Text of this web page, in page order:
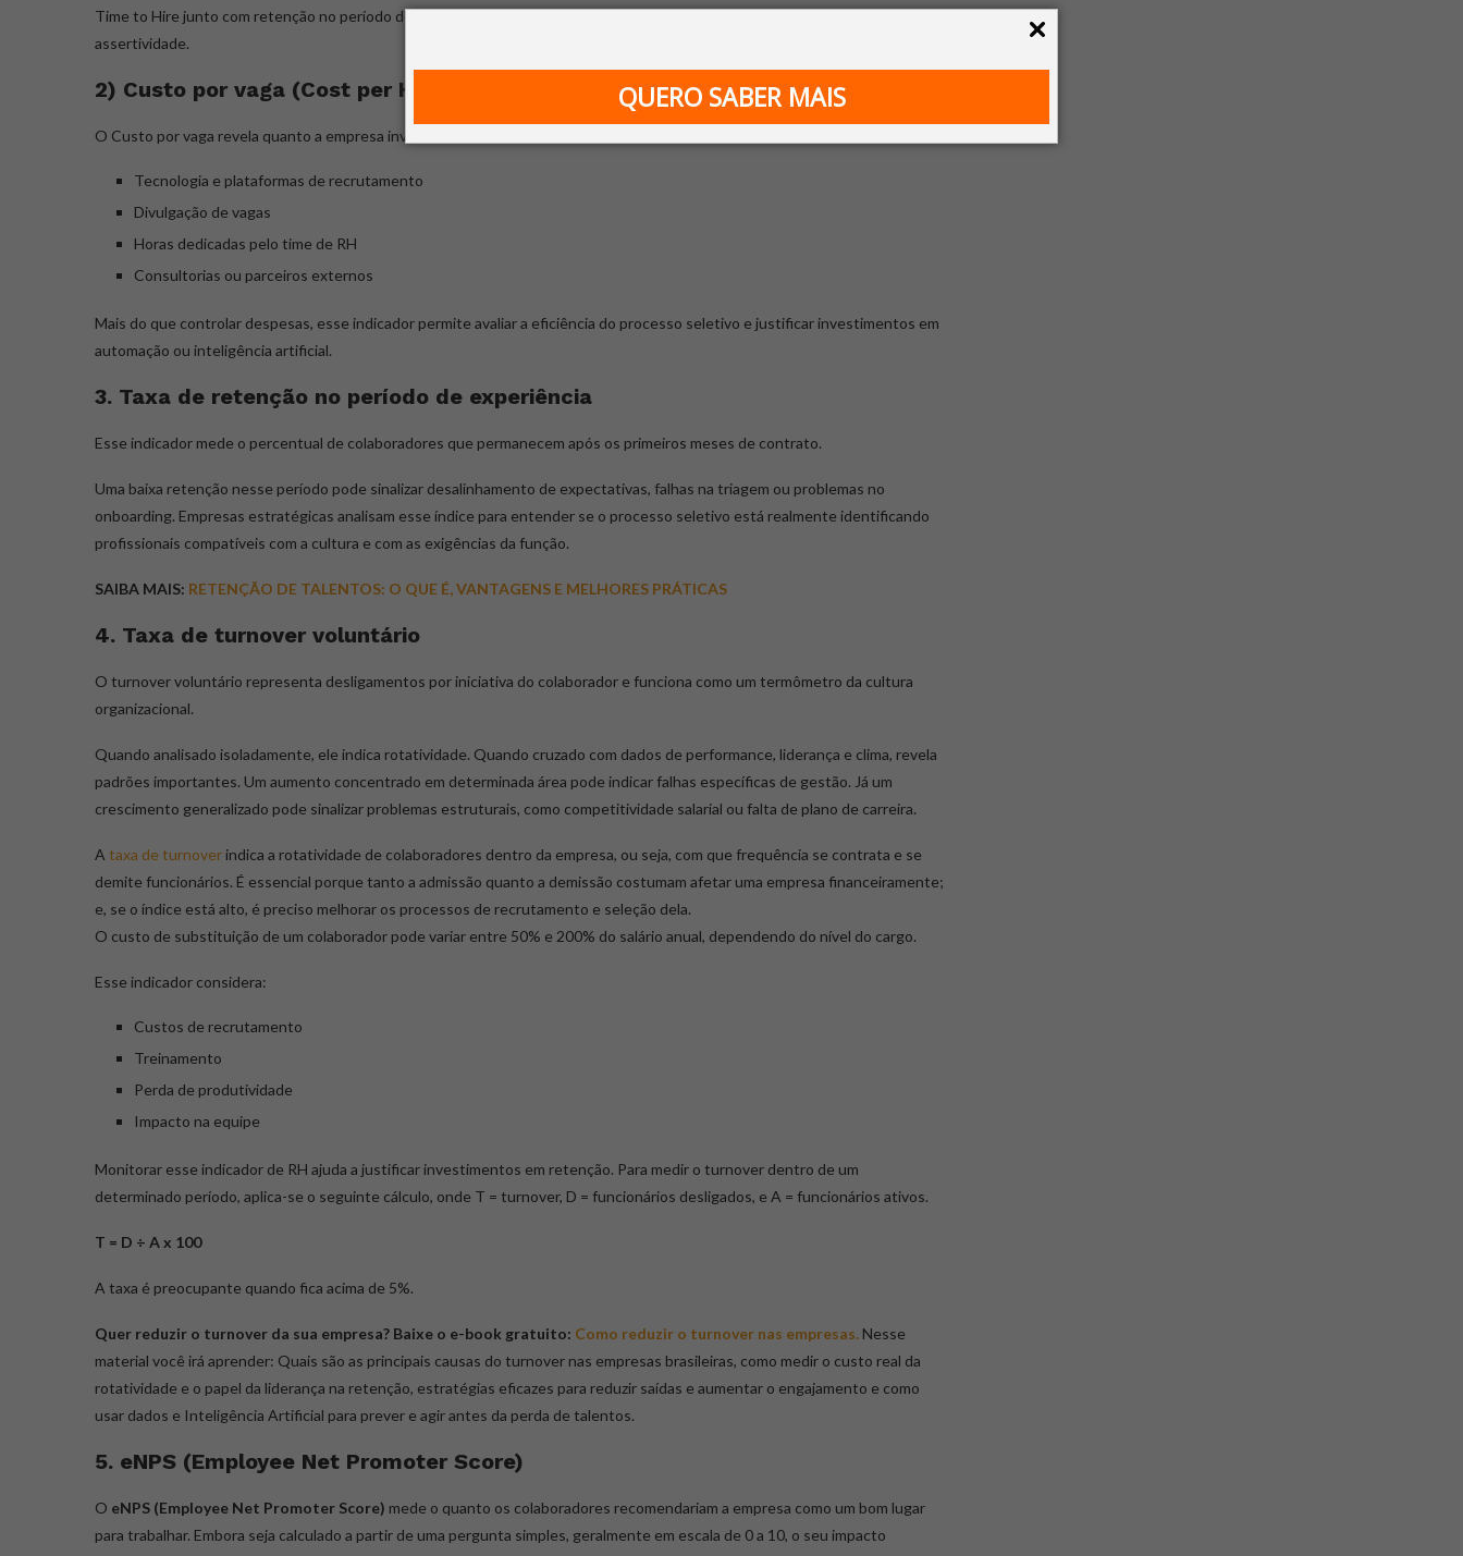
QUERO SABER MAIS
Time to Hire junto com retenção no período de experiência e performance inicial, garantindo equilíbrio entre velocidade e
assertividade.
2) Custo por vaga (Cost per Hire)
O Custo por vaga revela quanto a empresa investe para preencher uma posição e deve considerar:
Tecnologia e plataformas de recrutamento
Divulgação de vagas
Horas dedicadas pelo time de RH
Consultorias ou parceiros externos
Mais do que controlar despesas, esse indicador permite avaliar a eficiência do processo seletivo e justificar investimentos em
automação ou inteligência artificial.
3. Taxa de retenção no período de experiência
Esse indicador mede o percentual de colaboradores que permanecem após os primeiros meses de contrato.
Uma baixa retenção nesse período pode sinalizar desalinhamento de expectativas, falhas na triagem ou problemas no
onboarding. Empresas estratégicas analisam esse índice para entender se o processo seletivo está realmente identificando
profissionais compatíveis com a cultura e com as exigências da função.
SAIBA MAIS: RETENÇÃO DE TALENTOS: O QUE É, VANTAGENS E MELHORES PRÁTICAS
4. Taxa de turnover voluntário
O turnover voluntário representa desligamentos por iniciativa do colaborador e funciona como um termômetro da cultura
organizacional.
Quando analisado isoladamente, ele indica rotatividade. Quando cruzado com dados de performance, liderança e clima, revela
padrões importantes. Um aumento concentrado em determinada área pode indicar falhas específicas de gestão. Já um
crescimento generalizado pode sinalizar problemas estruturais, como competitividade salarial ou falta de plano de carreira.
A taxa de turnover indica a rotatividade de colaboradores dentro da empresa, ou seja, com que frequência se contrata e se
demite funcionários. É essencial porque tanto a admissão quanto a demissão costumam afetar uma empresa financeiramente;
e, se o índice está alto, é preciso melhorar os processos de recrutamento e seleção dela.
O custo de substituição de um colaborador pode variar entre 50% e 200% do salário anual, dependendo do nível do cargo.
Esse indicador considera:
Custos de recrutamento
Treinamento
Perda de produtividade
Impacto na equipe
Monitorar esse indicador de RH ajuda a justificar investimentos em retenção. Para medir o turnover dentro de um
determinado período, aplica-se o seguinte cálculo, onde T = turnover, D = funcionários desligados, e A = funcionários ativos.
T = D ÷ A x 100
A taxa é preocupante quando fica acima de 5%.
Quer reduzir o turnover da sua empresa? Baixe o e-book gratuito: Como reduzir o turnover nas empresas. Nesse
material você irá aprender: Quais são as principais causas do turnover nas empresas brasileiras, como medir o custo real da
rotatividade e o papel da liderança na retenção, estratégias eficazes para reduzir saídas e aumentar o engajamento e como
usar dados e Inteligência Artificial para prever e agir antes da perda de talentos.
5. eNPS (Employee Net Promoter Score)
O eNPS (Employee Net Promoter Score) mede o quanto os colaboradores recomendariam a empresa como um bom lugar
para trabalhar. Embora seja calculado a partir de uma pergunta simples, geralmente em escala de 0 a 10, o seu impacto